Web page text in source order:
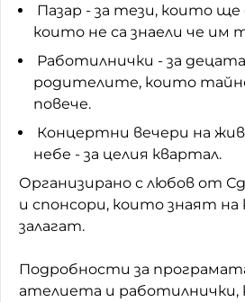
Пазар - за тези, които
които не са знаели че им
Работилнички - за
родителите, които
повече.
Концертни вечери на
небе - за целия квартал.
Организирано с любов от
и спонсори, които знаят на
залагат.
Подробности за
ателиета и работилнички,